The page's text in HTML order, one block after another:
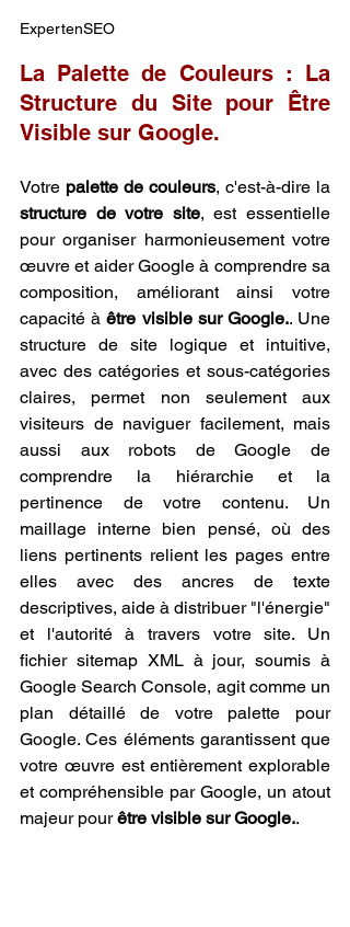
ExpertenSEO
La Palette de Couleurs : La
Structure du Site pour Être
Visible sur Google.
Votre palette de couleurs
structure de votre site, est essentielle
pour organiser harmonieusement votre
œuvre et aider Google à comprendre sa
composition, améliorant ainsi votre
capacité à être visible sur Google.. Une
structure de site logique et intuitive,
avec des catégories et sous-catégories
claires, permet non seulement aux
visiteurs de naviguer facilement, mais
aussi aux robots de Google de
comprendre la hiérarchie et la
pertinence de votre contenu. Un
maillage interne bien pensé, où des
liens pertinents relient les pages entre
elles avec des ancres de texte
descriptives, aide à distribuer "l'énergie"
et l'autorité à travers votre site. Un
fichier sitemap XML à jour, soumis à
Google Search Console, agit comme un
plan détaillé de votre palette pour
Google. Ces éléments garantissent que
votre œuvre est entièrement explorable
et compréhensible par Google, un atout
majeur pour être visible sur Google..